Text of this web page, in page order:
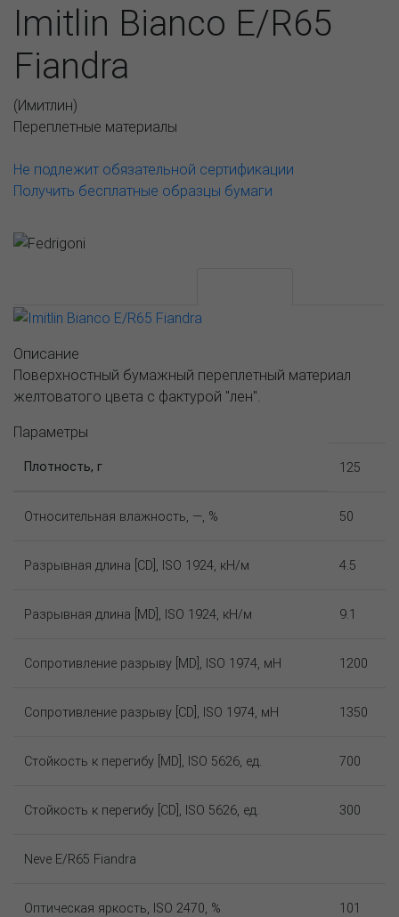
Imitlin Bianco E/R65
Fiandra
(Имитлин)
Переплетные материалы
Не подлежит обязательной сертификации
Получить бесплатные образцы бумаги
Описание
Поверхностный бумажный переплетный материал
желтоватого цвета с фактурой "лен".
Параметры
Плотность, г 125
Относительная влажность, —, % 50
Разрывная длина [CD], ISO 1924, кН/м 4.5
Разрывная длина [MD], ISO 1924, кН/м 9.1
Сопротивление разрыву [MD], ISO 1974, мН 1200
Сопротивление разрыву [CD], ISO 1974, мН 1350
Стойкость к перегибу [MD], ISO 5626, ед. 700
Стойкость к перегибу [CD], ISO 5626, ед. 300
Neve E/R65 Fiandra
Оптическая яркость, ISO 2470, % 101